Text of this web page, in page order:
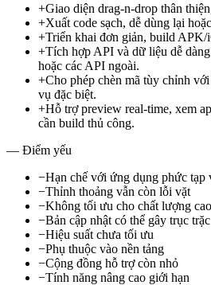
+Giao diện drag-n-drop thân
+Xuất code sạch, dễ dùng lại
+Triển khai đơn giản, build APK/
+Tích hợp API và dữ liệu dễ dàng
hoặc các API ngoài.
+Cho phép chèn mã tùy chỉnh
vụ đặc biệt.
+Hỗ trợ preview real-time, xem
cần build thủ công.
— Điểm yếu
−Hạn chế với ứng dụng phức tạp
−Thỉnh thoảng vẫn còn lỗi vặt
−Không tối ưu cho chất lượng
−Bản cập nhật có thể gây trục trặc
−Hiệu suất chưa tối ưu
−Phụ thuộc vào nền tảng
−Cộng đồng hỗ trợ còn nhỏ
−Tính năng nâng cao giới hạn